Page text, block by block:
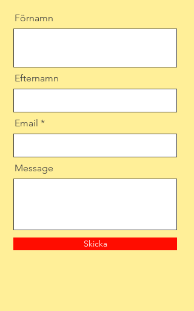
Förnamn
Efternamn
Email
Message
Skicka